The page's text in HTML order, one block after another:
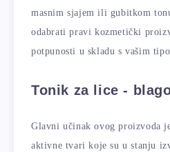
masnim sjajem ili gubitkom
odabrati pravi kozmetički
potpunosti u skladu s vašim
Tonik za lice -
Glavni učinak ovog proizvoda
aktivne tvari koje su u stanju